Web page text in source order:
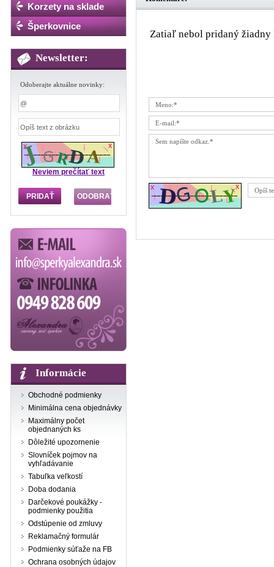
Korzety na sklade
Šperkovnice
Newsletter:
Odoberajte aktuálne novinky:
Neviem prečítať text
Informácie
Obchodné podmienky
Minimálna cena objednávky
Maximálny počet
objednaných ks
Dôležité upozornenie
Slovníček pojmov na
vyhľadávanie
Tabuľka veľkostí
Doba dodania
Darčekové poukážky -
podmienky použitia
Odstúpenie od zmluvy
Reklamačný formulár
Podmienky súťaže na FB
Ochrana osobných údajov
Zatiaľ nebol pridaný